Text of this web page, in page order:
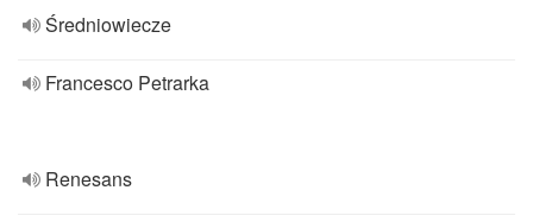
Średniowiecze
Francesco Petrarka
Renesans